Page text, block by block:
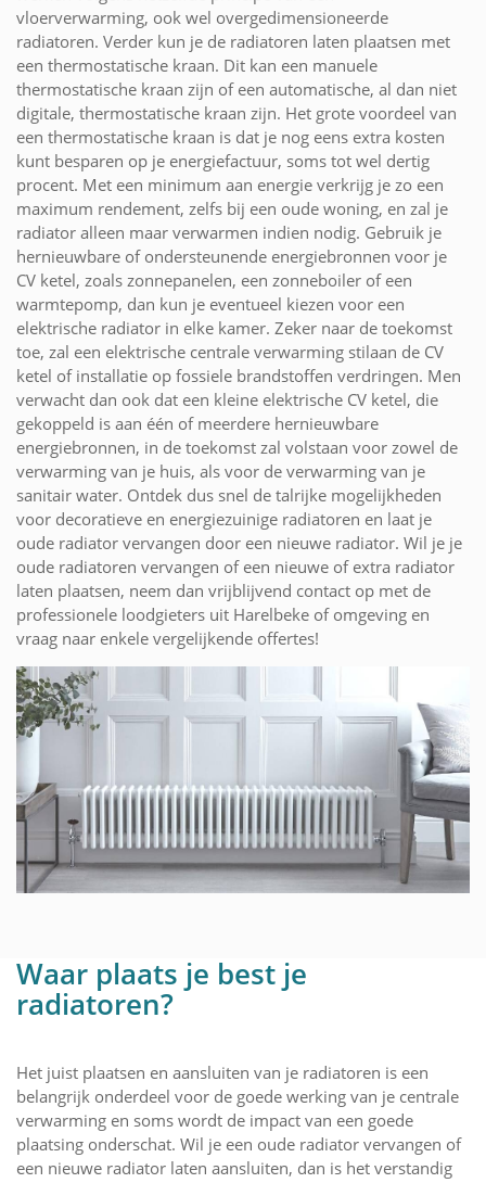
vloerverwarming, ook wel overgedimensioneerde
radiatoren. Verder kun je de radiatoren laten plaatsen met
een thermostatische kraan. Dit kan een manuele
thermostatische kraan zijn of een automatische, al dan niet
digitale, thermostatische kraan zijn. Het grote voordeel van
een thermostatische kraan is dat je nog eens extra kosten
kunt besparen op je energiefactuur, soms tot wel dertig
procent. Met een minimum aan energie verkrijg je zo een
maximum rendement, zelfs bij een oude woning, en zal je
radiator alleen maar verwarmen indien nodig. Gebruik je
hernieuwbare of ondersteunende energiebronnen voor je
CV ketel, zoals zonnepanelen, een zonneboiler of een
warmtepomp, dan kun je eventueel kiezen voor een
elektrische radiator in elke kamer. Zeker naar de toekomst
toe, zal een elektrische centrale verwarming stilaan de CV
ketel of installatie op fossiele brandstoffen verdringen. Men
verwacht dan ook dat een kleine elektrische CV ketel, die
gekoppeld is aan één of meerdere hernieuwbare
energiebronnen, in de toekomst zal volstaan voor zowel de
verwarming van je huis, als voor de verwarming van je
sanitair water. Ontdek dus snel de talrijke mogelijkheden
voor decoratieve en energiezuinige radiatoren en laat je
oude radiator vervangen door een nieuwe radiator. Wil je je
oude radiatoren vervangen of een nieuwe of extra radiator
laten plaatsen, neem dan vrijblijvend contact op met de
professionele loodgieters uit Harelbeke of omgeving en
vraag naar enkele vergelijkende offertes!
Waar plaats je best je
radiatoren?
Het juist plaatsen en aansluiten van je radiatoren is een
belangrijk onderdeel voor de goede werking van je centrale
verwarming en soms wordt de impact van een goede
plaatsing onderschat. Wil je een oude radiator vervangen of
een nieuwe radiator laten aansluiten, dan is het verstandig